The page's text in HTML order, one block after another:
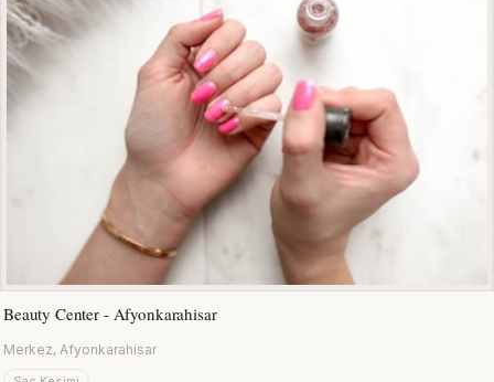
Beauty Center - Afyonkarahisar
Merkez, Afyonkarahisar